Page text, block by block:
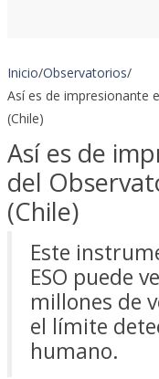
Inicio/Observatorios/
Así es de impresionante
(Chile)
Así es de
del
(Chile)
Este
ESO puede
millones de
el límite
humano.